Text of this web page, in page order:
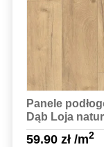
Panele
Dąb Loja
59.90 zł/m2